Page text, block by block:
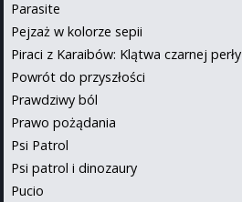
Parasite
Pejzaż w kolorze sepii
Piraci z Karaibów: Klątwa czarnej perły
Powrót do przyszłości
Prawdziwy ból
Prawo pożądania
Psi Patrol
Psi patrol i dinozaury
Pucio